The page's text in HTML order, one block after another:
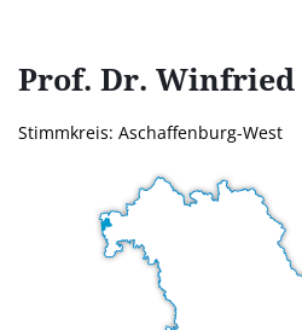
Prof. Dr. Winfried
Stimmkreis: Aschaffenburg-West